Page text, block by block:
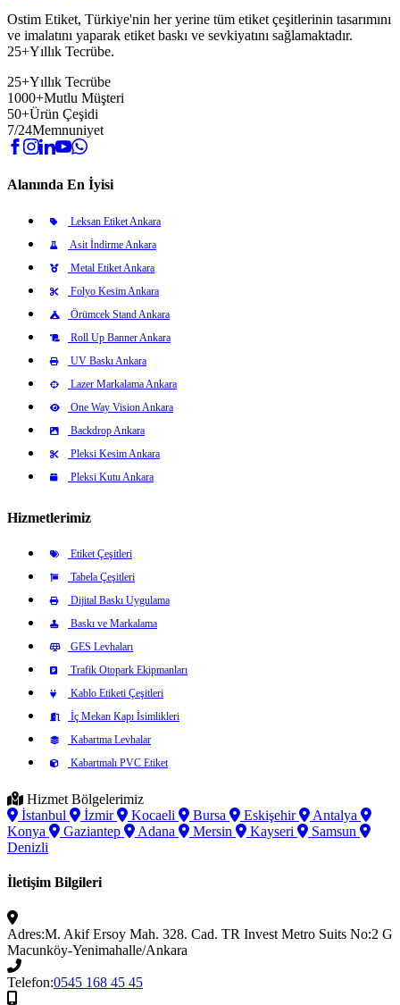
Ostim Etiket, Türkiye'nin her yerine tüm etiket çeşitlerinin tasarımını
ve imalatını yaparak etiket baskı ve sevkiyatını sağlamaktadır.
25+Yıllık Tecrübe.
25+Yıllık Tecrübe
1000+Mutlu Müşteri
50+Ürün Çeşidi
7/24Memnuniyet
Alanında En İyisi
Leksan Etiket Ankara
Asit İndirme Ankara
Metal Etiket Ankara
Folyo Kesim Ankara
Örümcek Stand Ankara
Roll Up Banner Ankara
UV Baskı Ankara
Lazer Markalama Ankara
One Way Vision Ankara
Backdrop Ankara
Pleksi Kesim Ankara
Pleksi Kutu Ankara
Hizmetlerimiz
Etiket Çeşitleri
Tabela Çeşitleri
Dijital Baskı Uygulama
Baskı ve Markalama
GES Levhaları
Trafik Otopark Ekipmanları
Kablo Etiketi Çeşitleri
İç Mekan Kapı İsimlikleri
Kabartma Levhalar
Kabartmalı PVC Etiket
Hizmet Bölgelerimiz
İstanbul
İzmir Kocaeli Bursa Eskişehir
Antalya
Konya
Gaziantep Adana Mersin Kayseri
Samsun
Denizli
İletişim Bilgileri
Adres:M. Akif Ersoy Mah. 328. Cad. TR Invest Metro Suits No:2 G
Macunköy-Yenimahalle/Ankara
Telefon:0545 168 45 45